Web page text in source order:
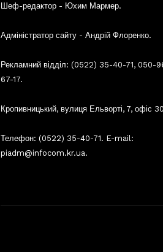
Шеф-редактор - Юхим Мармер.
Адміністратор сайту - Андрій Флоренко.
Рекламний відділ: (0522) 35-40-71, 050-
67-17.
Кропивницький, вулиця Ельворті, 7, офіс
Телефон: (0522) 35-40-71. E-mail:
piadm@infocom.kr.ua.